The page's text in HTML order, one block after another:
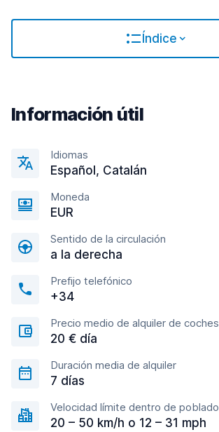
Índice
Información útil
Idiomas
Español, Catalán
Moneda
EUR
Sentido de la circulación
a la derecha
Prefijo telefónico
+34
Precio medio de alquiler de coches
20 € día
Duración media de alquiler
7 días
Velocidad límite dentro de poblado
20 – 50 km/h o 12 – 31 mph